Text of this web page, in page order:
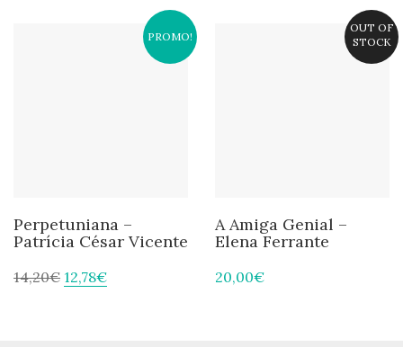
PROMO!
Perpetuniana –
Patrícia César Vicente
14,20€ 12,78€
OUT OF
STOCK
A Amiga Genial –
Elena Ferrante
20,00€